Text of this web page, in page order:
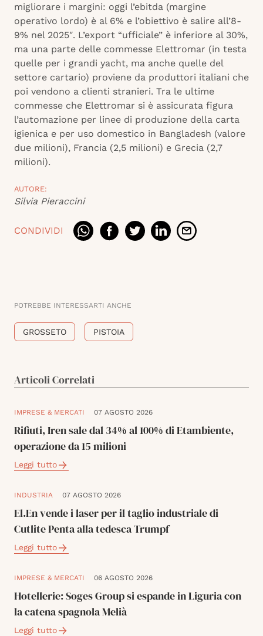
migliorare i margini: oggi l’ebitda (margine
operativo lordo) è al 6% e l’obiettivo è salire all’8-
9% nel 2025″. L’export “ufficiale” è inferiore al 30%,
ma una parte delle commesse Elettromar (in testa
quelle per i grandi yacht, ma anche quelle del
settore cartario) proviene da produttori italiani che
poi vendono a clienti stranieri. Tra le ultime
commesse che Elettromar si è assicurata figura
l’automazione per linee di produzione della carta
igienica e per uso domestico in Bangladesh (valore
due milioni), Francia (2,5 milioni) e Grecia (2,7
milioni).
AUTORE:
Silvia Pieraccini
CONDIVIDI
POTREBBE INTERESSARTI ANCHE
GROSSETO PISTOIA
Articoli Correlati
IMPRESE & MERCATI 07 AGOSTO 2026
Rifiuti, Iren sale dal 34% al 100% di Etambiente,
operazione da 15 milioni
Leggi tutto
INDUSTRIA 07 AGOSTO 2026
El.En vende i laser per il taglio industriale di
Cutlite Penta alla tedesca Trumpf
Leggi tutto
IMPRESE & MERCATI 06 AGOSTO 2026
Hotellerie: Soges Group si espande in Liguria con
la catena spagnola Melià
Leggi tutto